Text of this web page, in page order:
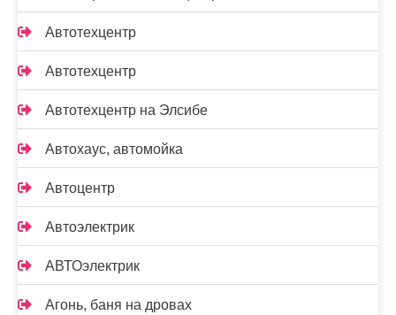
Автотехцентр
Автотехцентр
Автотехцентр на Элсибе
Автохаус, автомойка
Автоцентр
Автоэлектрик
АВТОэлектрик
Агонь, баня на дровах